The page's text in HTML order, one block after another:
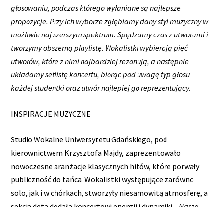
głosowaniu, podczas którego wyłaniane są najlepsze
propozycje. Przy ich wyborze zgłębiamy dany styl muzyczny w
możliwie naj szerszym spektrum. Spędzamy czas z utworami i
tworzymy obszerną playlistę. Wokalistki wybierają pięć
utworów, które z nimi najbardziej rezonują, a następnie
układamy setlistę koncertu, biorąc pod uwagę typ głosu
każdej studentki oraz utwór najlepiej go reprezentujący.
INSPIRACJE MUZYCZNE
Studio Wokalne Uniwersytetu Gdańskiego, pod
kierownictwem Krzysztofa Majdy, zaprezentowało
nowoczesne aranżacje klasycznych hitów, które porwały
publiczność do tańca. Wokalistki występujące zarówno
solo, jak i w chórkach, stworzyły niesamowitą atmosferę, a